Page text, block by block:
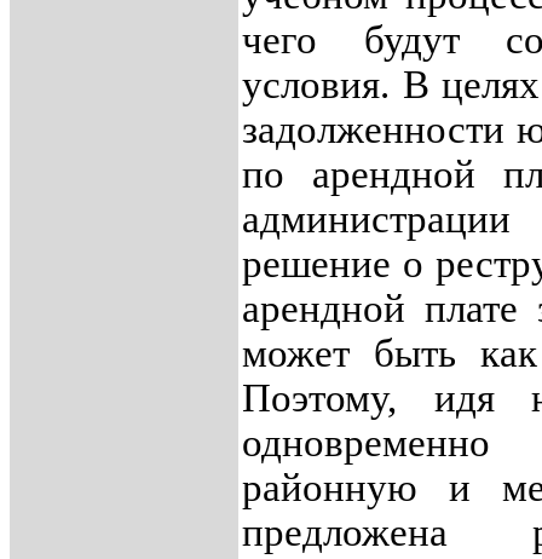
чего будут
условия. В
задолженности
по арендной
решение о
арендной
может быть
Поэтому, идя
районную и
предложена